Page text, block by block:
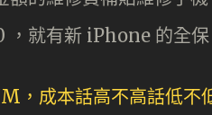
，就有新 iPhone 的全